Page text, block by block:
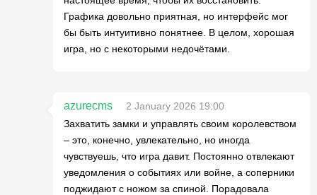
Графика довольно приятная, но интерфейс мог
бы быть интуитивно понятнее. В целом, хорошая
игра, но с некоторыми недочётами.
azurecms
2 January 2026 19:00
Захватить замки и управлять своим королевством
– это, конечно, увлекательно, но иногда
чувствуешь, что игра давит. Постоянно отвлекают
уведомления о событиях или войне, а соперники
поджидают с ножом за спиной. Порадовала